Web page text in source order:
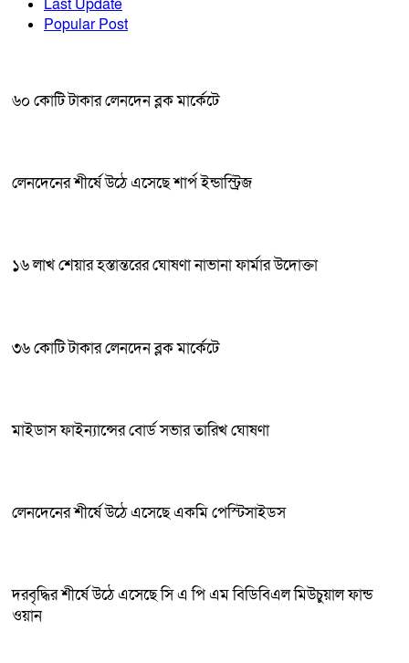
Last Update
Popular Post
৬০ কোটি টাকার লেনদেন ব্লক মার্কেটে
লেনদেনের শীর্ষে উঠে এসেছে শার্প ইন্ডাস্ট্রিজ
১৬ লাখ শেয়ার হস্তান্তরের ঘোষণা নাভানা ফার্মার উদোক্তা
৩৬ কোটি টাকার লেনদেন ব্লক মার্কেটে
মাইডাস ফাইন্যান্সের বোর্ড সভার তারিখ ঘোষণা
লেনদেনের শীর্ষে উঠে এসেছে একমি পেস্টিসাইডস
দরবৃদ্ধির শীর্ষে উঠে এসেছে সি এ পি এম বিডিবিএল মিউচুয়াল ফান্ড
ওয়ান